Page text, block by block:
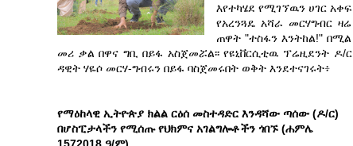
እየተካሄደ የሚገኘዉን ሀገር አቀፍ
የአረንጓዴ አሻራ መርሃግብር ዛሬ
ጠዋት "ተስፋን እንትከል!" በሚል
መሪ ቃል በዋና ግቢ በይፋ አስጀመሯል፡፡ የዩኒቨርሲቲዉ ፕሬዚደንት ዶ/ር
ዳዊት ሃዬሶ መርሃ-ግብሩን በይፋ ባስጀመሩበት ወቅት እንደተናገሩት፥
የማዕከላዊ ኢትዮጵያ ክልል ርዕሰ መስተዳድር እንዳሻው ጣሰው (ዶ/ር)
በሆስፒታላችን የሚሰጡ የህክምና አገልግሎቶችን ጎበኙ (ሐምሌ